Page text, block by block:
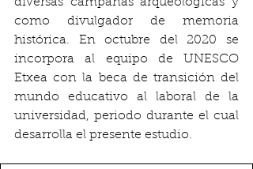
como divulgador de memoria
histórica. En octubre del 2020 se
incorpora al equipo de UNESCO
Etxea con la beca de transición del
mundo educativo al laboral de la
universidad, periodo durante el cual
desarrolla el presente estudio.